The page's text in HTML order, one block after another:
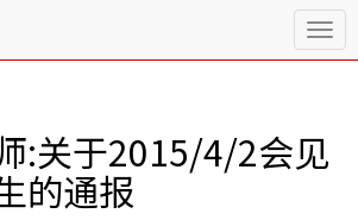
T
o
n
:关于2015/4/2会见
的通报